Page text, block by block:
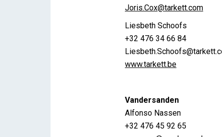
Joris.Cox@tarkett.com
Liesbeth Schoofs
+32 476 34 66 84
www.tarkett.be
Vandersanden
Alfonso Nassen
+32 476 45 92 65